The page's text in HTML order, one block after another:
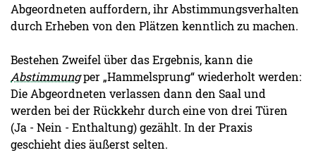
Abgeordneten auffordern, ihr Abstimmungsverhalten
durch Erheben von den Plätzen kenntlich zu machen.
Bestehen Zweifel über das Ergebnis, kann die
Abstimmungper „Hammelsprung“ wiederholt werden:
Die Abgeordneten verlassen dann den Saal und
werden bei der Rückkehr durch eine von drei Türen
(Ja - Nein - Enthaltung) gezählt. In der Praxis
geschieht dies äußerst selten.